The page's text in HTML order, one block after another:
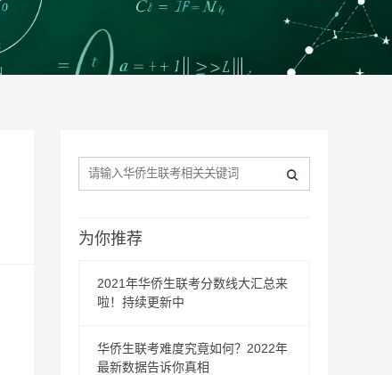
为你推荐
2021年华侨生联考分数线大汇总来
啦！持续更新中
华侨生联考难度究竟如何？2022年
最新数据告诉你真相